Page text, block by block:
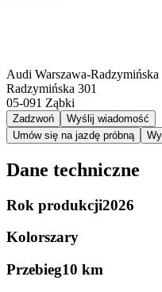
Audi Warszawa-Radzymińska
Radzymińska 301
05-091 Ząbki
Zadzwoń
Wyślij wiadomość
Umów się na jazdę próbną
Dane techniczne
Rok produkcji2026
Kolorszary
Przebieg10 km